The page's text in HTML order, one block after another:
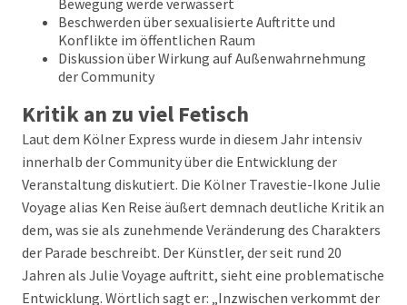
Bewegung werde verwässert
Beschwerden über sexualisierte Auftritte und
Konflikte im öffentlichen Raum
Diskussion über Wirkung auf Außenwahrnehmung
der Community
Kritik an zu viel Fetisch
Laut dem Kölner Express wurde in diesem Jahr intensiv
innerhalb der Community über die Entwicklung der
Veranstaltung diskutiert. Die Kölner Travestie-Ikone Julie
Voyage alias Ken Reise äußert demnach deutliche Kritik an
dem, was sie als zunehmende Veränderung des Charakters
der Parade beschreibt. Der Künstler, der seit rund 20
Jahren als Julie Voyage auftritt, sieht eine problematische
Entwicklung. Wörtlich sagt er: „Inzwischen verkommt der